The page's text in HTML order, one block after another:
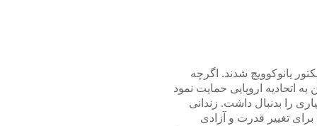
یانوکوویچ شدند. اگرچه
اتحادیه اروپایی حمایت نمود
را بدنبال داشت. زندانی
تغییر قدرت و آزادی